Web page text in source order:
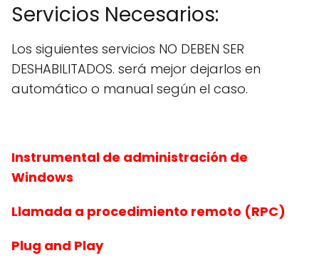
Servicios Necesarios:
Los siguientes servicios NO DEBEN SER
DESHABILITADOS. será mejor dejarlos en
automático o manual según el caso.
Instrumental de administración de
Windows
Llamada a procedimiento remoto (RPC)
Plug and Play